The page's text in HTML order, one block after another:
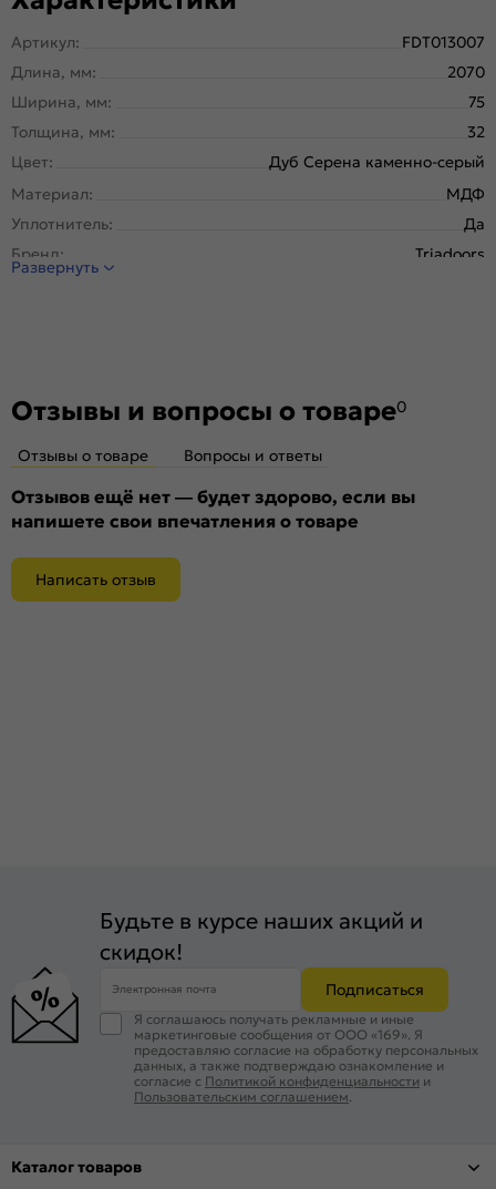
Артикул:
FDT013007
Длина, мм:
2070
Ширина, мм:
75
Толщина, мм:
32
Цвет:
Дуб Серена каменно-серый
Материал:
МДФ
Уплотнитель:
Да
Бренд:
Triadoors
Развернуть
Отзывы и вопросы о товаре0
Отзывы о товаре Вопросы и ответы
Отзывов ещё нет — будет здорово, если вы
напишете свои впечатления о товаре
Написать отзыв
Будьте в курсе наших акций и
скидок!
Электронная почта Подписаться
Я соглашаюсь получать рекламные и иные
маркетинговые сообщения от ООО «169». Я
предоставляю согласие на обработку персональных
данных, а также подтверждаю ознакомление и
согласие с Политикой конфиденциальности и
Пользовательским соглашением.
Каталог товаров